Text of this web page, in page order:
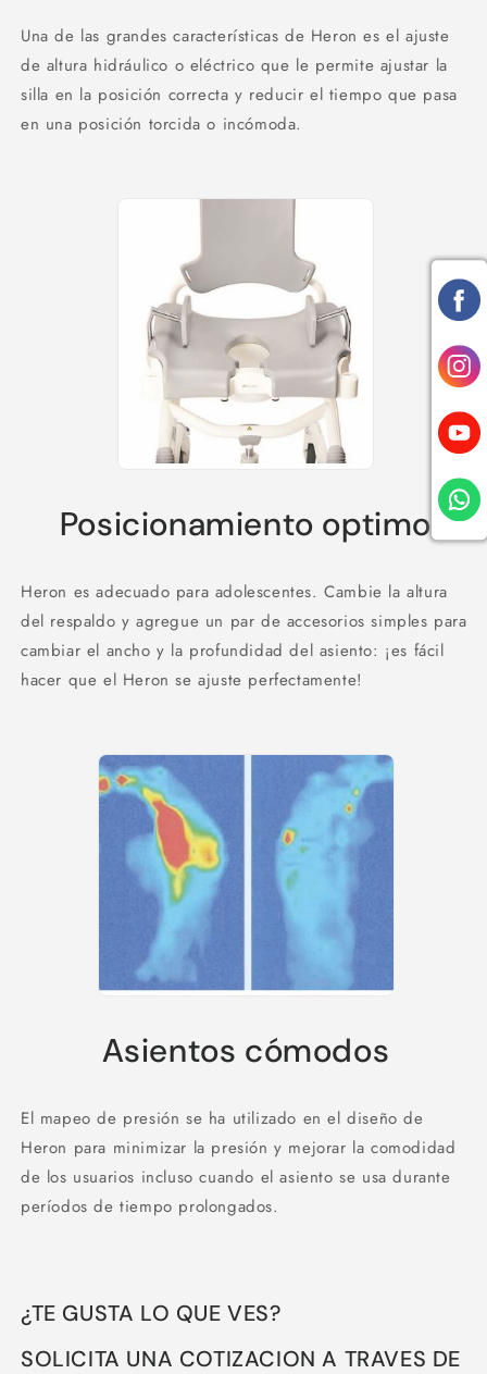
Una de las grandes características de Heron es el ajuste
de altura hidráulico o eléctrico que le permite ajustar la
silla en la posición correcta y reducir el tiempo que pasa
en una posición torcida o incómoda.
Posicionamiento optimo
Heron es adecuado para adolescentes. Cambie la altura
del respaldo y agregue un par de accesorios simples para
cambiar el ancho y la profundidad del asiento: ¡es fácil
hacer que el Heron se ajuste perfectamente!
Asientos cómodos
El mapeo de presión se ha utilizado en el diseño de
Heron para minimizar la presión y mejorar la comodidad
de los usuarios incluso cuando el asiento se usa durante
períodos de tiempo prolongados.
¿TE GUSTA LO QUE VES?
SOLICITA UNA COTIZACION A TRAVES DE